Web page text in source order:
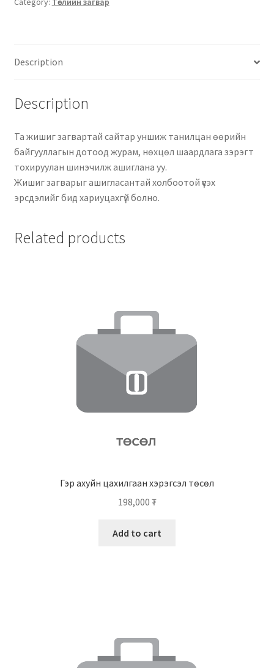
Description
Description
Та жишиг загвартай сайтар уншиж танилцан өөрийн
байгууллагын дотоод журам, нөхцөл шаардлага зэрэгт
тохируулан шинэчилж ашиглана уу.
Жишиг загварыг ашигласантай холбоотой үүсэх
эрсдэлийг бид хариуцахгүй болно.
Related products
Гэр ахуйн цахилгаан хэрэгсэл төсөл
198,000 ₮
Add to cart